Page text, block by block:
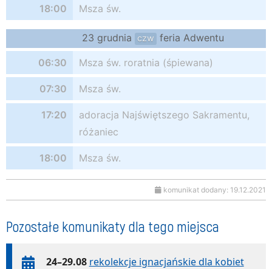
18:00 Msza św.
23 grudnia czw feria Adwentu
06:30 Msza św. roratnia (śpiewana)
07:30 Msza św.
17:20
adoracja Najświętszego Sakramentu,
różaniec
18:00 Msza św.
komunikat dodany: 19.12.2021
Pozostałe komunikaty dla tego miejsca
24–29.08 rekolekcje ignacjańskie dla kobiet